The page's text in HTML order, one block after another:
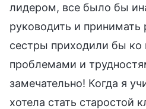
лидером, все было бы
руководить и принимать
сестры приходили бы ко
проблемами и
замечательно! Когда я
хотела стать старостой